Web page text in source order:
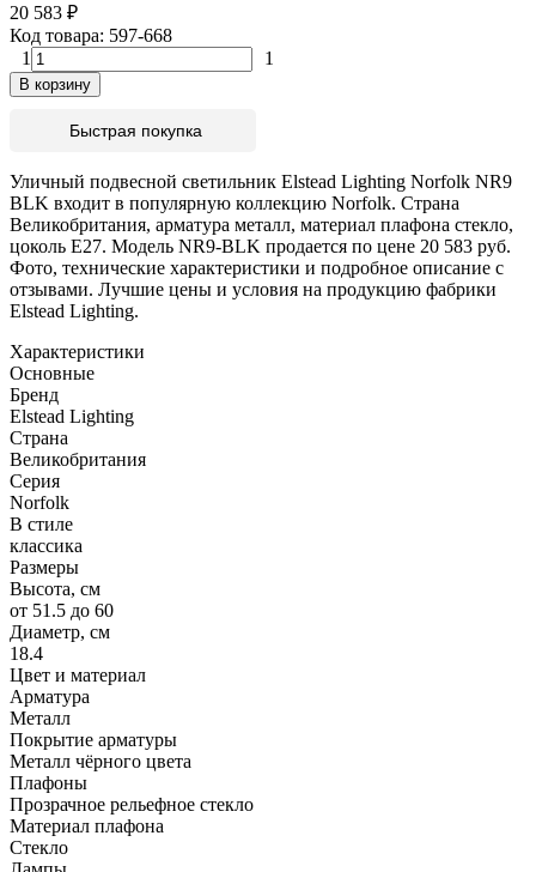
20 583 ₽
Код товара: 597-668
1
1
В корзину
Быстрая покупка
Уличный подвесной светильник Elstead Lighting Norfolk NR9
BLK входит в популярную коллекцию Norfolk. Страна
Великобритания, арматура металл, материал плафона стекло,
цоколь E27. Модель NR9-BLK продается по цене 20 583 руб.
Фото, технические характеристики и подробное описание с
отзывами. Лучшие цены и условия на продукцию фабрики
Elstead Lighting.
Характеристики
Основные
Бренд
Elstead Lighting
Страна
Великобритания
Серия
Norfolk
В стиле
классика
Размеры
Высота, см
от 51.5 до 60
Диаметр, см
18.4
Цвет и материал
Арматура
Металл
Покрытие арматуры
Металл чёрного цвета
Плафоны
Прозрачное рельефное стекло
Материал плафона
Стекло